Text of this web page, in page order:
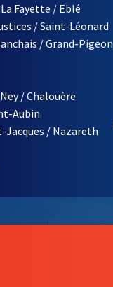
À LA LETTRE
Fayette / Eblé
/ Saint-Léonard
/ Grand-Pigeon
/ Chalouère
Aubin
Jacques / Nazareth